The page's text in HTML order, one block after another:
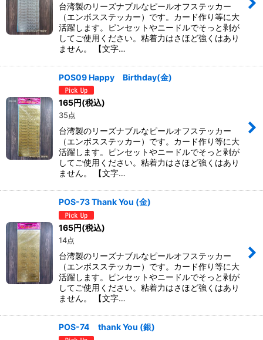
台湾製のリーズナブルなピールオフステッカー
（エンボスステッカー）です。カード作り等に大
活躍します。ピンセットやニードルでそっと剥が
してご使用ください。粘着力はさほど強くはあり
ません。 【文字…
POS09 Happy Birthday(金)
165円(税込)
35点
台湾製のリーズナブルなピールオフステッカー
（エンボスステッカー）です。カード作り等に大
活躍します。ピンセットやニードルでそっと剥が
してご使用ください。粘着力はさほど強くはあり
ません。 【文字…
POS-73 Thank You (金)
165円(税込)
14点
台湾製のリーズナブルなピールオフステッカー
（エンボスステッカー）です。カード作り等に大
活躍します。ピンセットやニードルでそっと剥が
してご使用ください。粘着力はさほど強くはあり
ません。 【文字…
POS-74 thank You (銀)